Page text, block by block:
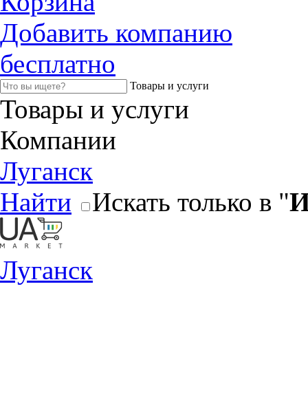
Добавить компанию
бесплатно
Товары и услуги
Товары и услуги
Компании
Луганск
Найти
Искать только в "
Луганск